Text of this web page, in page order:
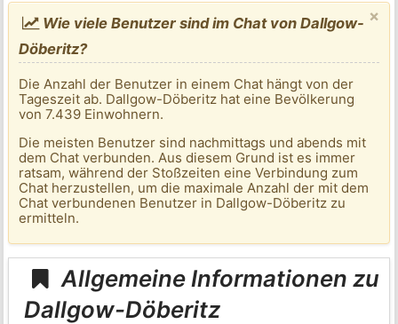
×
Wie viele Benutzer sind im Chat von Dallgow-
Döberitz?
Die Anzahl der Benutzer in einem Chat hängt von der
Tageszeit ab. Dallgow-Döberitz hat eine Bevölkerung
von 7.439 Einwohnern.
Die meisten Benutzer sind nachmittags und abends mit
dem Chat verbunden. Aus diesem Grund ist es immer
ratsam, während der Stoßzeiten eine Verbindung zum
Chat herzustellen, um die maximale Anzahl der mit dem
Chat verbundenen Benutzer in Dallgow-Döberitz zu
ermitteln.
Allgemeine Informationen zu
Dallgow-Döberitz